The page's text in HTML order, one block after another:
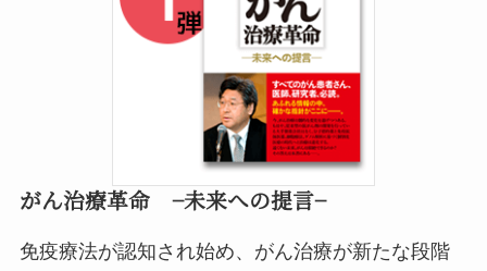
がん治療革命 −未来への提言−
免疫療法が認知され始め、がん治療が新たな段階